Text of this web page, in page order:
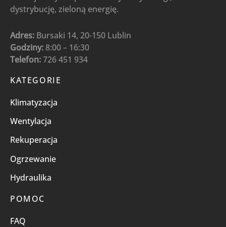
dystrybucję, zieloną energię.
Adres: Bursaki 14, 20-150 Lublin
Godziny: 8:00 – 16:30
Telefon:726 451 934
KATEGORIE
Klimatyzacja
Wentylacja
Rekuperacja
Ogrzewanie
Hydraulika
POMOC
FAQ